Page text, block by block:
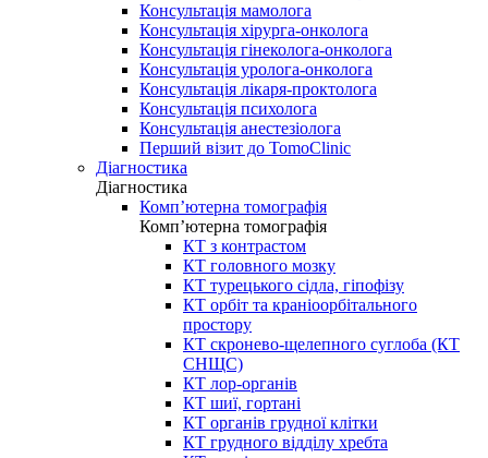
Консультація мамолога
Консультація хірурга-онколога
Консультація гінеколога-онколога
Консультація уролога-онколога
Консультація лікаря-проктолога
Консультація психолога
Консультація анестезіолога
Перший візит до TomoClinic
Діагностика
Діагностика
Комп’ютерна томографія
Комп’ютерна томографія
КТ з контрастом
КТ головного мозку
КТ турецького сідла, гіпофізу
КТ орбіт та краніоорбітального
простору
КТ скронево-щелепного суглоба (КТ
СНЩС)
КТ лор-органів
КТ шиї, гортані
КТ органів грудної клітки
КТ грудного відділу хребта